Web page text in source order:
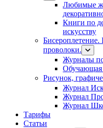
Любимые
Книги по
искусству
проволоки.
Журналы
Обучающая
Рисунок,
Журнал
Журнал
Журнал
Тарифы
Статьи